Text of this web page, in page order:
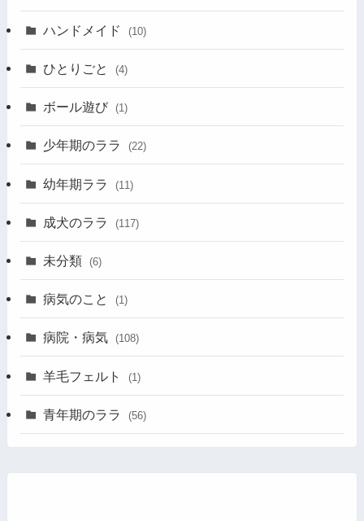
ハンドメイド (10)
ひとりごと (4)
ボール遊び (1)
少年期のララ (22)
幼年期ララ (11)
成犬のララ (117)
未分類 (6)
病気のこと (1)
病院・病気 (108)
羊毛フェルト (1)
青年期のララ (56)